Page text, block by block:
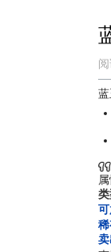
阅
跳
航
跳
索
蓝